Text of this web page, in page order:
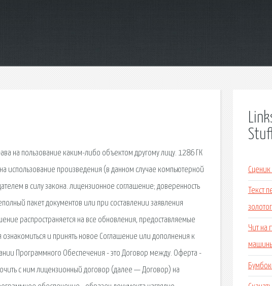
на пользование каким-либо объектом другому лицу. 1286 ГК
использование произведения (в данном случае компьютерной
в силу закона. лицензионное соглашение; доверенность
пакет документов или при составлении заявления
распространяется на все обновления, предоставляемые
ознакомиться и принять новое Соглашение или дополнения к
Программного Обеспечения - это Договор между. Оферта -
с ним лицензионный договор (далее — Договор) на
Текст
Чит на